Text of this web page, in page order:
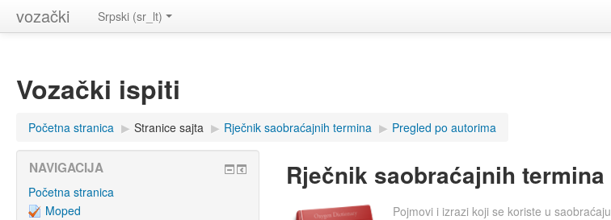
vozački Srpski (sr_lt)
Vozački ispiti
Početna stranica ▶ Stranice sajta ▶ Rječnik saobraćajnih termina ▶ Pregled po autorima
Rječnik saobraćajnih termina
Pojmovi i izrazi koji se koriste u saobraćaju
NAVIGACIJA
Početna stranica
Moped